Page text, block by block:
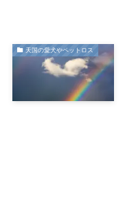
天国の愛犬やペットロス